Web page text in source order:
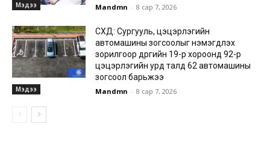
Мэдээ Mandmn - 8 сар 7, 2026
Мэдээ
СХД: Сургууль, цэцэрлэгийн
автомашины зогсоолыг нэмэгдүүлэх
зорилгоор дүүргийн 19-р хороонд 92-р
цэцэрлэгийн урд талд 62 автомашины
зогсоол барьжээ
Mandmn - 8 сар 7, 2026